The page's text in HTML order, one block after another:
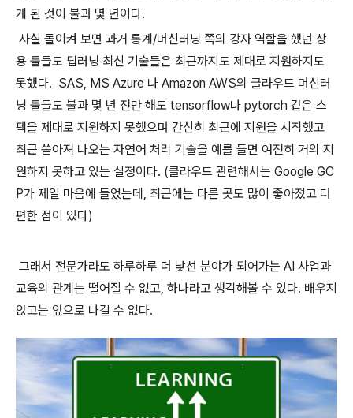
게 된 것이 불과 몇 년이다.
사실 돌이켜 보면 과거 통계/머신러닝 쪽의 강자 역할을 했던 상
용 툴들도 딥러닝 최신 기술들은 최근까지도 제대로 지원하지도
못했다. SAS, MS Azure 나 Amazon AWS의 클라우드 머신러
닝 툴들도 불과 몇 년 전만 해도 tensorflow나 pytorch 같은 스
펙을 제대로 지원하지 못했으며 간신히 최근에 지원을 시작했고
최근 쏟아져 나오는 자연어 처리 기술을 예를 들면 여전히 거의 지
원하지 못하고 있는 실정이다. (클라우드 관련해서는 Google GC
P가 제일 마음에 들었는데, 최근에는 다른 곳도 많이 좋아졌고 더
편한 점이 있다)
그래서 전문가라도 하루하루 더 낯선 분야가 되어가는 AI 사업과
교육의 관계는 떨어질 수 없고, 하나라고 생각해볼 수 있다. 배우지
않고는 앞으로 나갈 수 없다.